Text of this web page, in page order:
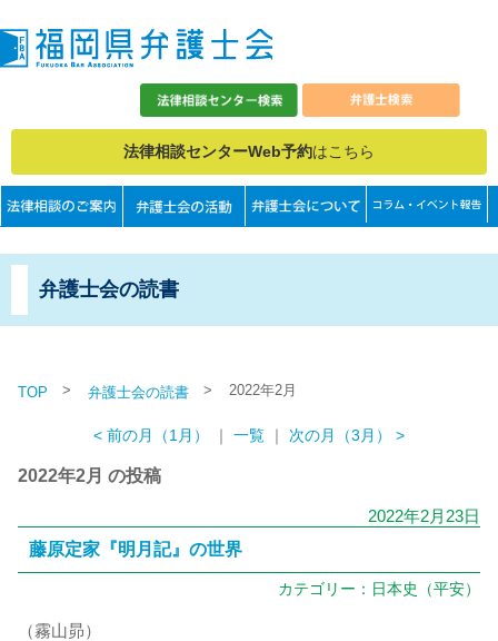
法律相談センターWeb予約はこちら
弁護士会の読書
TOP > 弁護士会の読書 > 2022年2月
< 前の月（1月） ｜ 一覧 ｜ 次の月（3月） >
2022年2月 の投稿
2022年2月23日
藤原定家『明月記』の世界
カテゴリー： 日本史（平安）
（霧山昴）